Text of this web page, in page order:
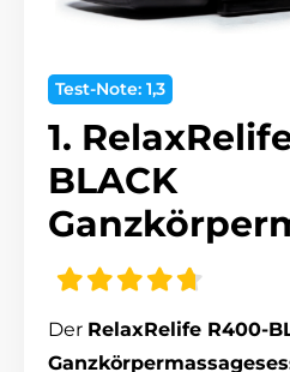
Test-Note: 1,3
1.
BLACK
Der RelaxRelife R400-